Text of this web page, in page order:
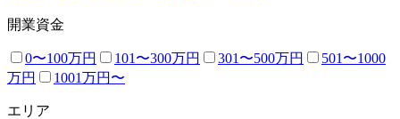
開業資金
0〜100万円 101〜300万円 301〜500万円
501〜1000
万円
1001万円〜
エリア